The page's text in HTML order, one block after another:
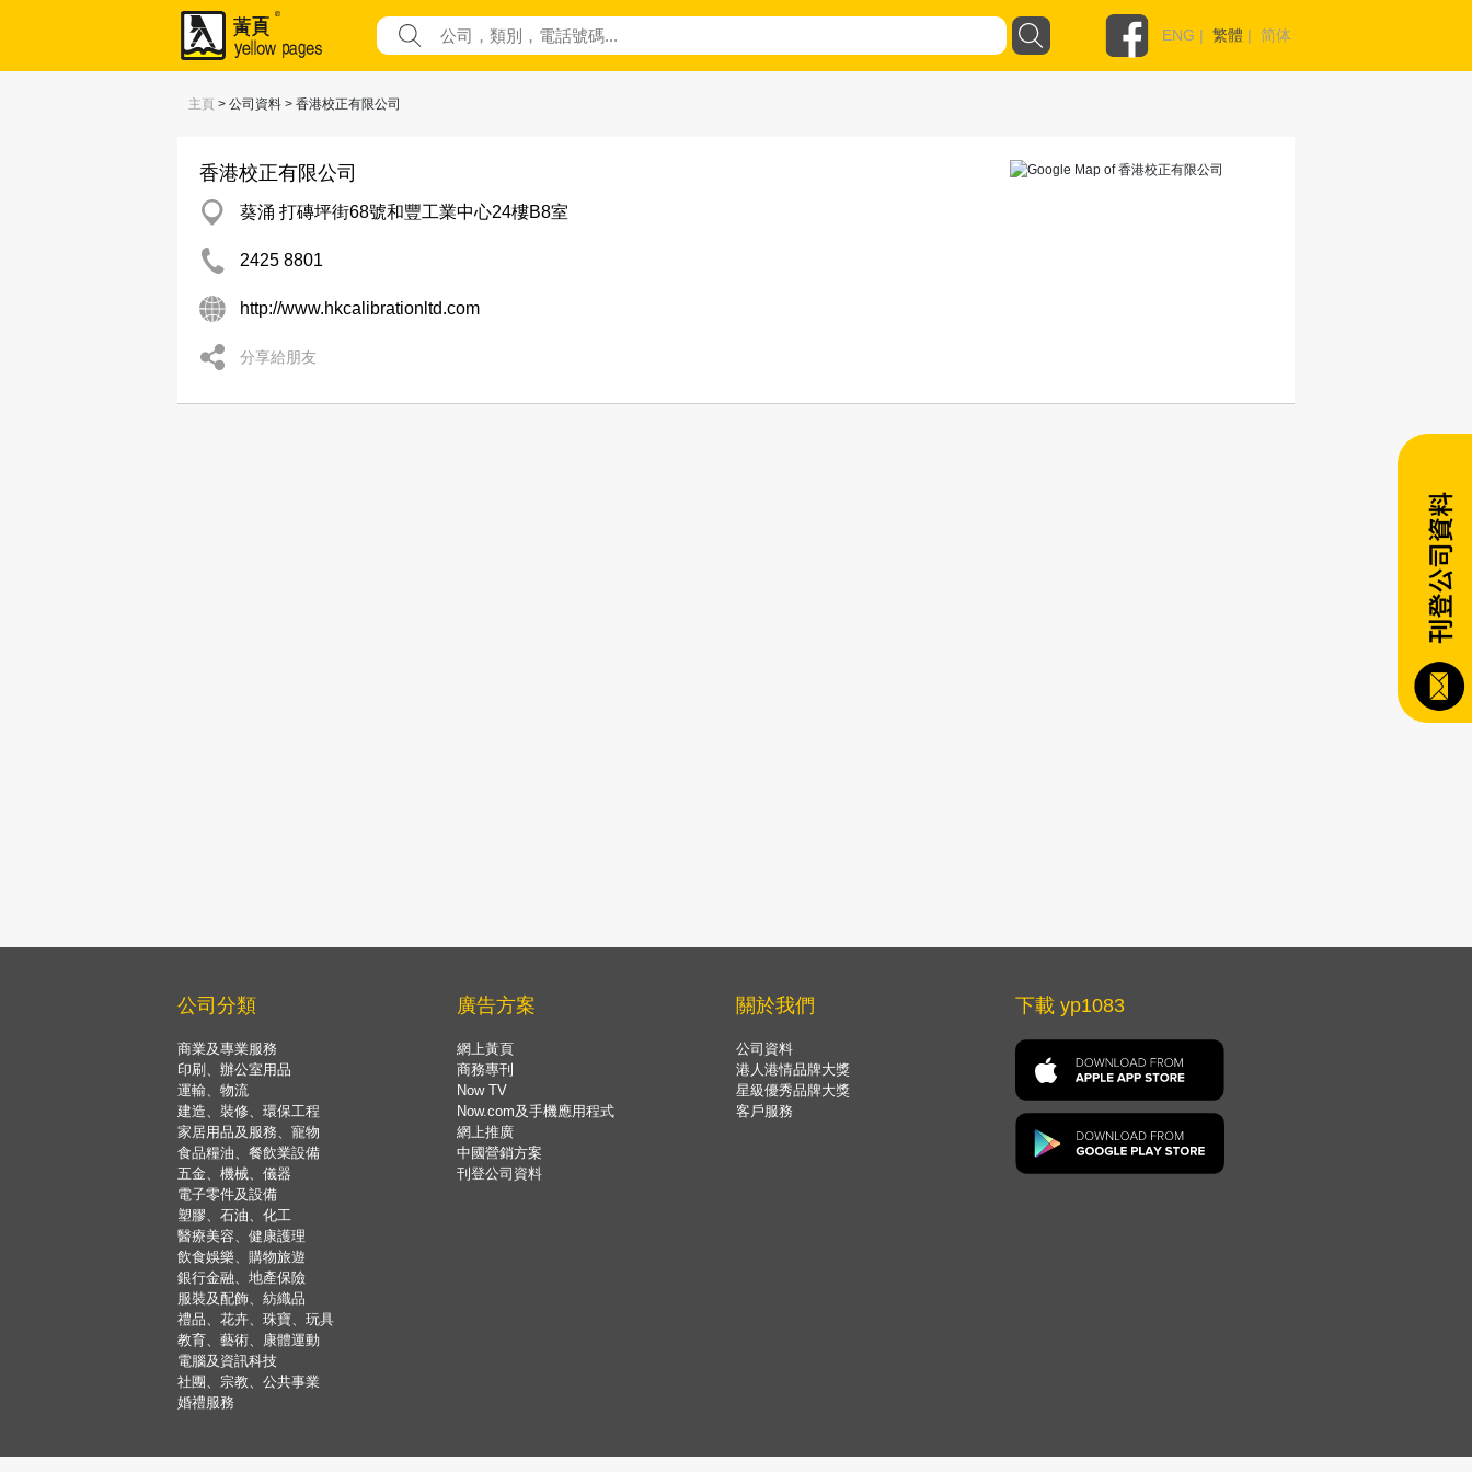
ENG | 繁體 | 简体
主頁 > 公司資料 > 香港校正有限公司
香港校正有限公司
葵涌 打磚坪街68號和豐工業中心24樓B8室
2425 8801
http://www.hkcalibrationltd.com
分享給朋友
公司分類
商業及專業服務
印刷、辦公室用品
運輸、物流
建造、裝修、環保工程
家居用品及服務、寵物
食品糧油、餐飲業設備
五金、機械、儀器
電子零件及設備
塑膠、石油、化工
醫療美容、健康護理
飲食娛樂、購物旅遊
銀行金融、地產保險
服裝及配飾、紡織品
禮品、花卉、珠寶、玩具
教育、藝術、康體運動
電腦及資訊科技
社團、宗教、公共事業
婚禮服務
廣告方案
網上黃頁
商務專刊
Now TV
Now.com及手機應用程式
網上推廣
中國營銷方案
刊登公司資料
關於我們
公司資料
港人港情品牌大獎
星級優秀品牌大獎
客戶服務
下載 yp1083